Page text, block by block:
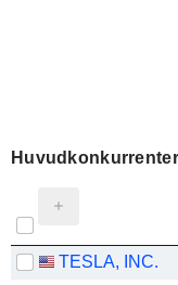
Huvudkonkurrenter
TESLA, INC.